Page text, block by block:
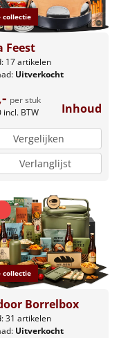
collectie
Feest
17 artikelen
Uitverkocht
per stuk
incl. BTW Inhoud
Vergelijken
Verlanglijst
collectie
Borrelbox
31 artikelen
Uitverkocht